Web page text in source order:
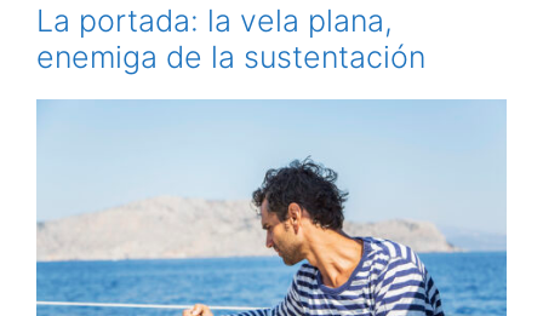
La portada: la vela plana,
enemiga de la sustentación